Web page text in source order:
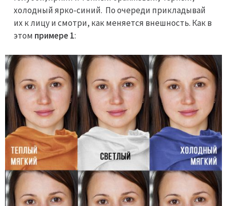
холодный ярко-синий. По очереди прикладывай
их к лицу и смотри, как меняется внешность. Как в
этом примере 1: